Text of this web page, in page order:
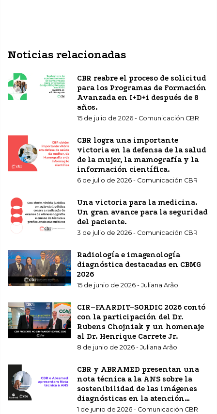
Noticias relacionadas
CBR reabre el proceso de solicitud
para los Programas de Formación
Avanzada en I+D+i después de 8
años.
15 de julio de 2026 - Comunicación CBR
CBR logra una importante
victoria en la defensa de la salud
de la mujer, la mamografía y la
información científica.
6 de julio de 2026 - Comunicación CBR
Una victoria para la medicina.
Un gran avance para la seguridad
del paciente.
3 de julio de 2026 - Comunicación CBR
Radiología e imagenología
diagnóstica destacadas en CBMG
2026
15 de junio de 2026 - Juliana Arão
CIR–FAARDIT–SORDIC 2026 contó
con la participación del Dr.
Rubens Chojniak y un homenaje
al Dr. Henrique Carrete Jr.
8 de junio de 2026 - Juliana Arão
CBR y ABRAMED presentan una
nota técnica a la ANS sobre la
sostenibilidad de las imágenes
diagnósticas en la atención
sanitaria complementaria.
1 de junio de 2026 - Comunicación CBR